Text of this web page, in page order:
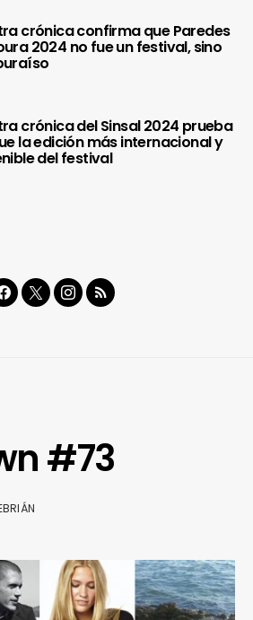
crónica confirma que Paredes
2024 no fue un festival, sino
crónica del Sinsal 2024 prueba
la edición más internacional y
del festival
#73